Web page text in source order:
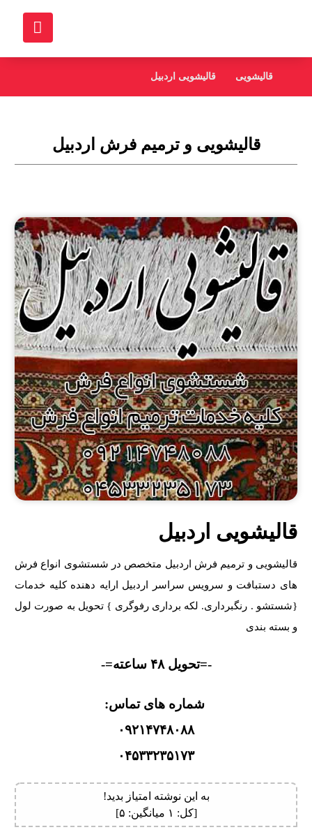
قالیشویی قالیشویی اردبیل
قالیشویی و ترمیم فرش اردبیل
قالیشویی اردبیل
قالیشویی و ترمیم فرش اردبیل متخصص در شستشوی انواع فرش
های دستبافت و سرویس سراسر اردبیل ارایه دهنده کلیه خدمات
{شستشو . رنگبرداری. لکه برداری رفوگری } تحویل به صورت لول
و بسته بندی
-=تحویل ۴۸ ساعته=-
شماره های تماس:
۰۹۲۱۴۷۴۸۰۸۸
۰۴۵۳۳۲۳۵۱۷۳
به این نوشته امتیاز بدید!
[کل: ۱ میانگین: ۵]